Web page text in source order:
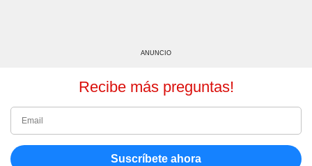
ANUNCIO
Recibe más preguntas!
Suscríbete ahora